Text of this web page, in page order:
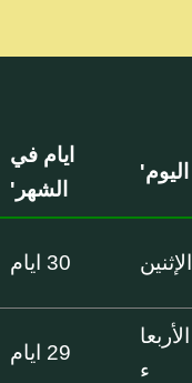
اليوم'
ايام في
الشهر'
الإثنين 30 ايام
الأربعا
ء
29 ايام